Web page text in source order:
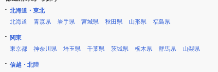
北海道・東北
北海道
青森県 岩手県 宮城県 秋田県 山形県 福島県
関東
東京都
神奈川県 埼玉県 千葉県 茨城県 栃木県 群馬県 山梨県
信越・北陸